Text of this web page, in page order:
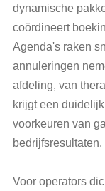
dynamische
coördineert
Agenda's raken
annuleringen
afdeling, van
krijgt een
voorkeuren van
bedrijfsresultaten.
Voor operators